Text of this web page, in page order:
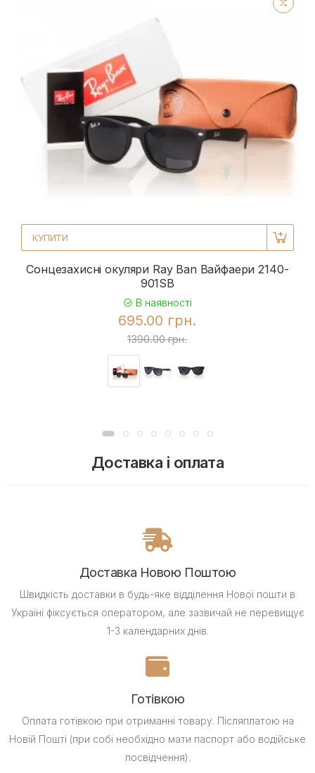
КУПИТИ
Сонцезахисні окуляри Ray Ban Вайфаери 2140-
901SB
В наявності
695.00 грн.
1390.00 грн.
Доставка і оплата
Доставка Новою Поштою
Швидкість доставки в будь-яке відділення Нової пошти в
Україні фіксується оператором, але зазвичай не перевищує
1-3 календарних днів.
Готівкою
Оплата готівкою при отриманні товару. Післяплатою на
Новій Пошті (при собі необхідно мати паспорт або водійське
посвідчення).